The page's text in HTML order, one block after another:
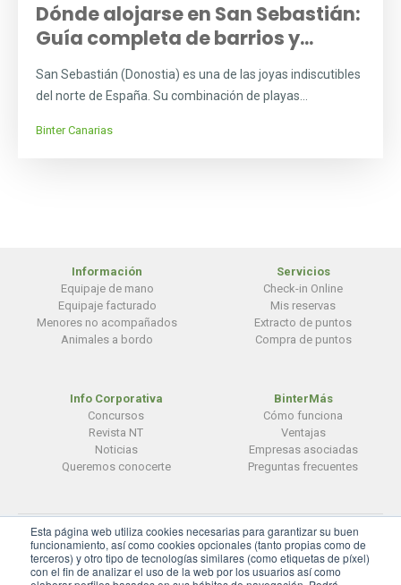
Esta página web utiliza cookies necesarias para garantizar su buen
funcionamiento, así como cookies opcionales (tanto propias como de
terceros) y otro tipo de tecnologías similares (como etiquetas de píxel)
con el fin de analizar el uso de la web por los usuarios así como
Dónde alojarse en San Sebastián:
Guía completa de barrios y...
San Sebastián (Donostia) es una de las joyas indiscutibles
del norte de España. Su combinación de playas...
Binter Canarias
Información
Equipaje de mano
Equipaje facturado
Menores no acompañados
Animales a bordo
Servicios
Check-in Online
Mis reservas
Extracto de puntos
Compra de puntos
Info Corporativa
Concursos
Revista NT
Noticias
Queremos conocerte
BinterMás
Cómo funciona
Ventajas
Empresas asociadas
Preguntas frecuentes
© BinterCanarias
Aviso legal|Privacidad|Cookies